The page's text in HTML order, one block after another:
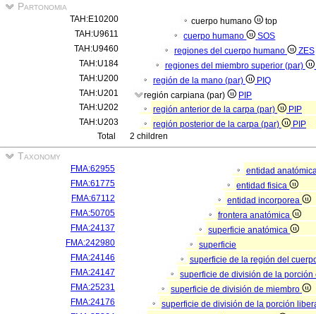
Partonomia
TAH:E10200 cuerpo humano
top
TAH:U9611
cuerpo humano
SOS
TAH:U9460
regiones del cuerpo humano
ZES
TAH:U184
regiones del miembro superior (par)
TAH:U200
región de la mano (par)
PIQ
TAH:U201
región carpiana (par)
PIP
TAH:U202
región anterior de la carpa (par)
PIP
TAH:U203
región posterior de la carpa (par)
PIP
Total
2 children
Taxonomy
FMA:62955
entidad
FMA:61775
entidad fisica
FMA:67112
entidad incorporea
FMA:50705
frontera anatómica
FMA:24137
superficie anatómica
FMA:242980
superficie
FMA:24146
superficie de la región del
FMA:24147
superficie de división de la
FMA:25231
superficie de división de miembro
FMA:24176
superficie de división de la porción